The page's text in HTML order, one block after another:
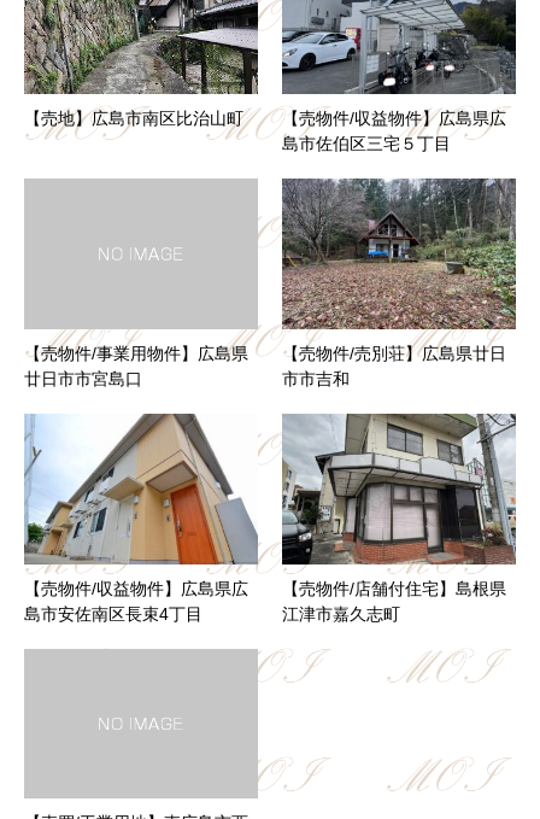
【売地】広島市南区比治山町
【売物件/収益物件】広島県広
島市佐伯区三宅５丁目
【売物件/事業用物件】広島県
廿日市市宮島口
【売物件/売別荘】広島県廿日
市市吉和
【売物件/収益物件】広島県広
島市安佐南区長束4丁目
【売物件/店舗付住宅】島根県
江津市嘉久志町